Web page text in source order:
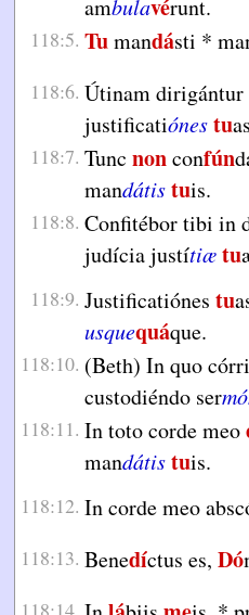
ambulavérunt.
118:5. Tumandásti *
118:6. Útinam dirigántur
justificatiónestu
118:7. Tunc nonconfún
mandátistuis.
118:8. Confitébor tibi in
judícia justítiætu
118:9. Justificatiónes tu
usquequáque.
118:10. (Beth) In quo
custodiéndo ser
118:11. In toto corde meo
mandátistuis.
118:12. In corde meo
118:13. Benedíctus es, Dó
118:14.